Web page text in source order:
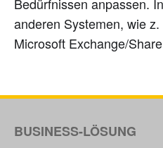
anderen Systemen, wie
Microsoft Exchange/
BUSINESS-LÖSUNG